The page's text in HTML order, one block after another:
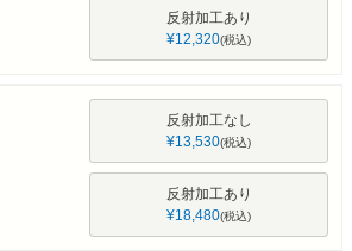
反射加工あり
¥12,320 税込
反射加工なし
¥13,530 税込
反射加工あり
¥18,480 税込